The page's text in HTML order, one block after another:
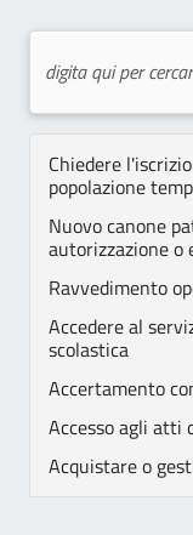
Chiedere
popolazione
Nuovo canone
autorizzazione o
Ravvedimento
Accedere al
scolastica
Accertamento
Accesso agli atti
Acquistare o